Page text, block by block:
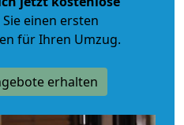
einen ersten
für Ihren Umzug.
erhalten